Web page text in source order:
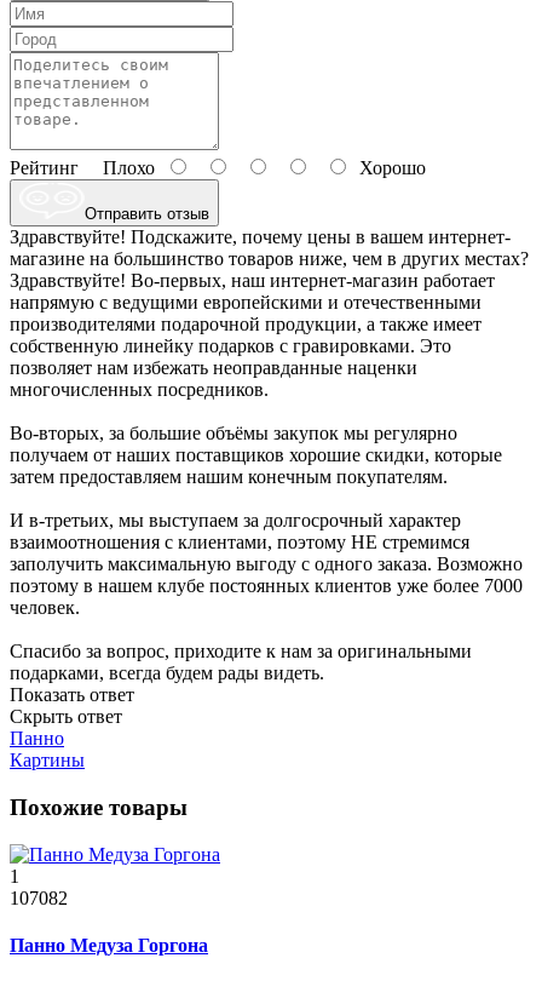
Рейтинг Плохо Хорошо
Отправить отзыв
Здравствуйте! Подскажите, почему цены в вашем интернет-
магазине на большинство товаров ниже, чем в других местах?
Здравствуйте! Во-первых, наш интернет-магазин работает
напрямую с ведущими европейскими и отечественными
производителями подарочной продукции, а также имеет
собственную линейку подарков с гравировками. Это
позволяет нам избежать неоправданные наценки
многочисленных посредников.
Во-вторых, за большие объёмы закупок мы регулярно
получаем от наших поставщиков хорошие скидки, которые
затем предоставляем нашим конечным покупателям.
И в-третьих, мы выступаем за долгосрочный характер
взаимоотношения с клиентами, поэтому НЕ стремимся
заполучить максимальную выгоду с одного заказа. Возможно
поэтому в нашем клубе постоянных клиентов уже более 7000
человек.
Спасибо за вопрос, приходите к нам за оригинальными
подарками, всегда будем рады видеть.
Показать ответ
Скрыть ответ
Панно
Картины
Похожие товары
1
107082
Панно Медуза Горгона